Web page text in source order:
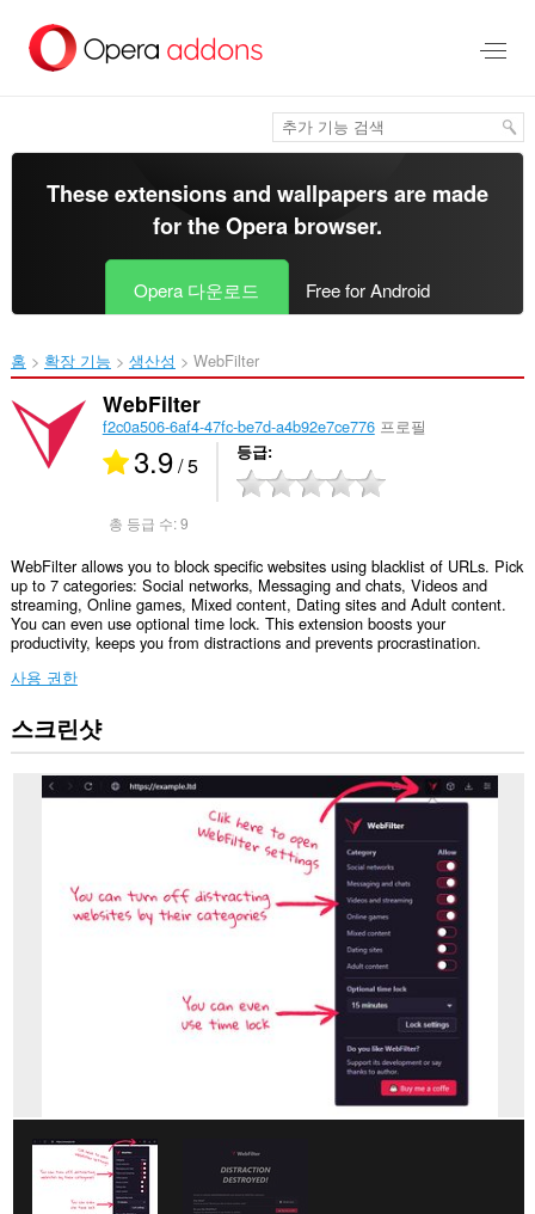
건
These extensions and wallpapers are made
for theOpera browser.
Opera 다운로드 Free for Android
홈 확장 기능 생산성 WebFilter‎
WebFilter
f2c0a506-6af4-47fc-be7d-a4b92e7ce776프로필
3.9/ 5 등급
총 등급 수:9
WebFilter allows you to block specific websites using blacklist of URLs. Pick
up to 7 categories: Social networks, Messaging and chats, Videos and
streaming, Online games, Mixed content, Dating sites and Adult content.
You can even use optional time lock. This extension boosts your
productivity, keeps you from distractions and prevents procrastination.
사용 권한
이
확
스크린샷